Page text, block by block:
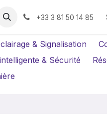
+33 3 81 50 14 85
& Signalisation
& Sécurité